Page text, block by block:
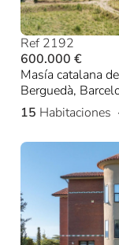
Ref 2192
600.000 €
Masía catalana
Berguedà,
15 Habitaciones